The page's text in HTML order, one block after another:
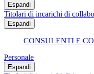
Espandi
Titolari di incarichi di
Espandi
CONSULENTI E
Personale
Espandi